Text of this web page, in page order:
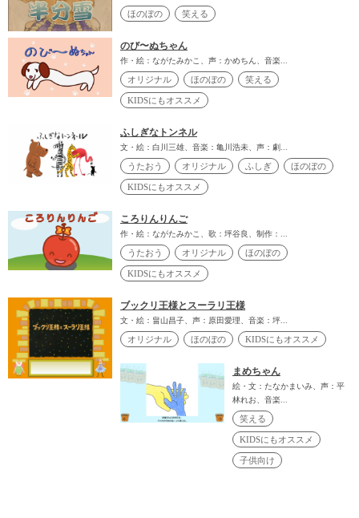
ほのぼの 笑える
のび〜ぬちゃん
作・絵：ながたみかこ、声：かめちん、音楽...
オリジナル ほのぼの 笑える
KIDSにもオススメ
ふしぎなトンネル
文・絵：白川三雄、音楽：亀川浩未、声：劇...
うたおう オリジナル ふしぎ ほのぼの
KIDSにもオススメ
ころりんりんご
作・絵：ながたみかこ、歌：坪谷良、制作：...
うたおう オリジナル ほのぼの
KIDSにもオススメ
ブックリ王様とスーラリ王様
文・絵：畠山昌子、声：原田愛理、音楽：坪...
オリジナル ほのぼの KIDSにもオススメ
まめちゃん
絵・文：たなかまいみ、声：平
林れお、音楽...
笑える
KIDSにもオススメ
子供向け